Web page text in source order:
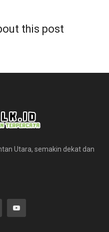
this post
Utara, semakin dekat dan